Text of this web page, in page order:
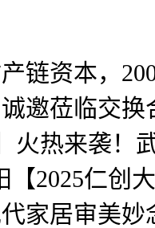
资本，
邀莅临交换
火热来袭！
2025仁创
家居审美妙